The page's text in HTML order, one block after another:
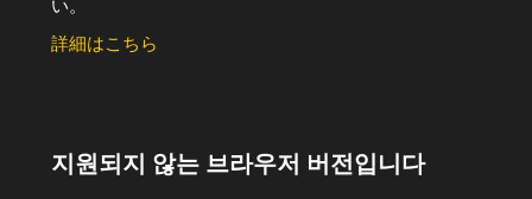
い。
詳細はこちら
지원되지 않는 브라우저 버전입니다